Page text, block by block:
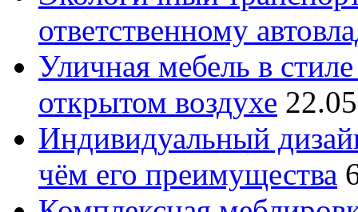
ответственному
Уличная мебель в
открытом воздухе
Индивидуальный
чём его преимущества